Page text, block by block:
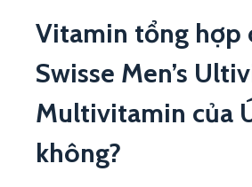
Vitamin tổng hợp
Swisse Men’s
Multivitamin của
không?